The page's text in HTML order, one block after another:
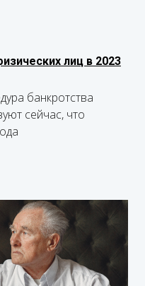
лиц в 2023
банкротства
сейчас, что